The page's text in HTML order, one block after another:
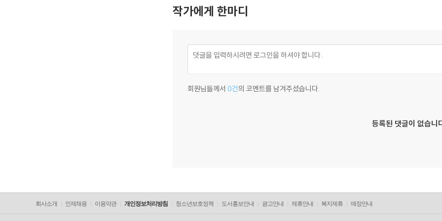
작가에게 한마디
회원님들께서 0건의 코멘트를 남겨주셨습니다.
등록된 댓글이 없습니
회사소개 인재채용 이용약관 개인정보처리방침 청소년보호정책 도서홍보안내 광고안내 제휴안내 복지제휴 매장안내